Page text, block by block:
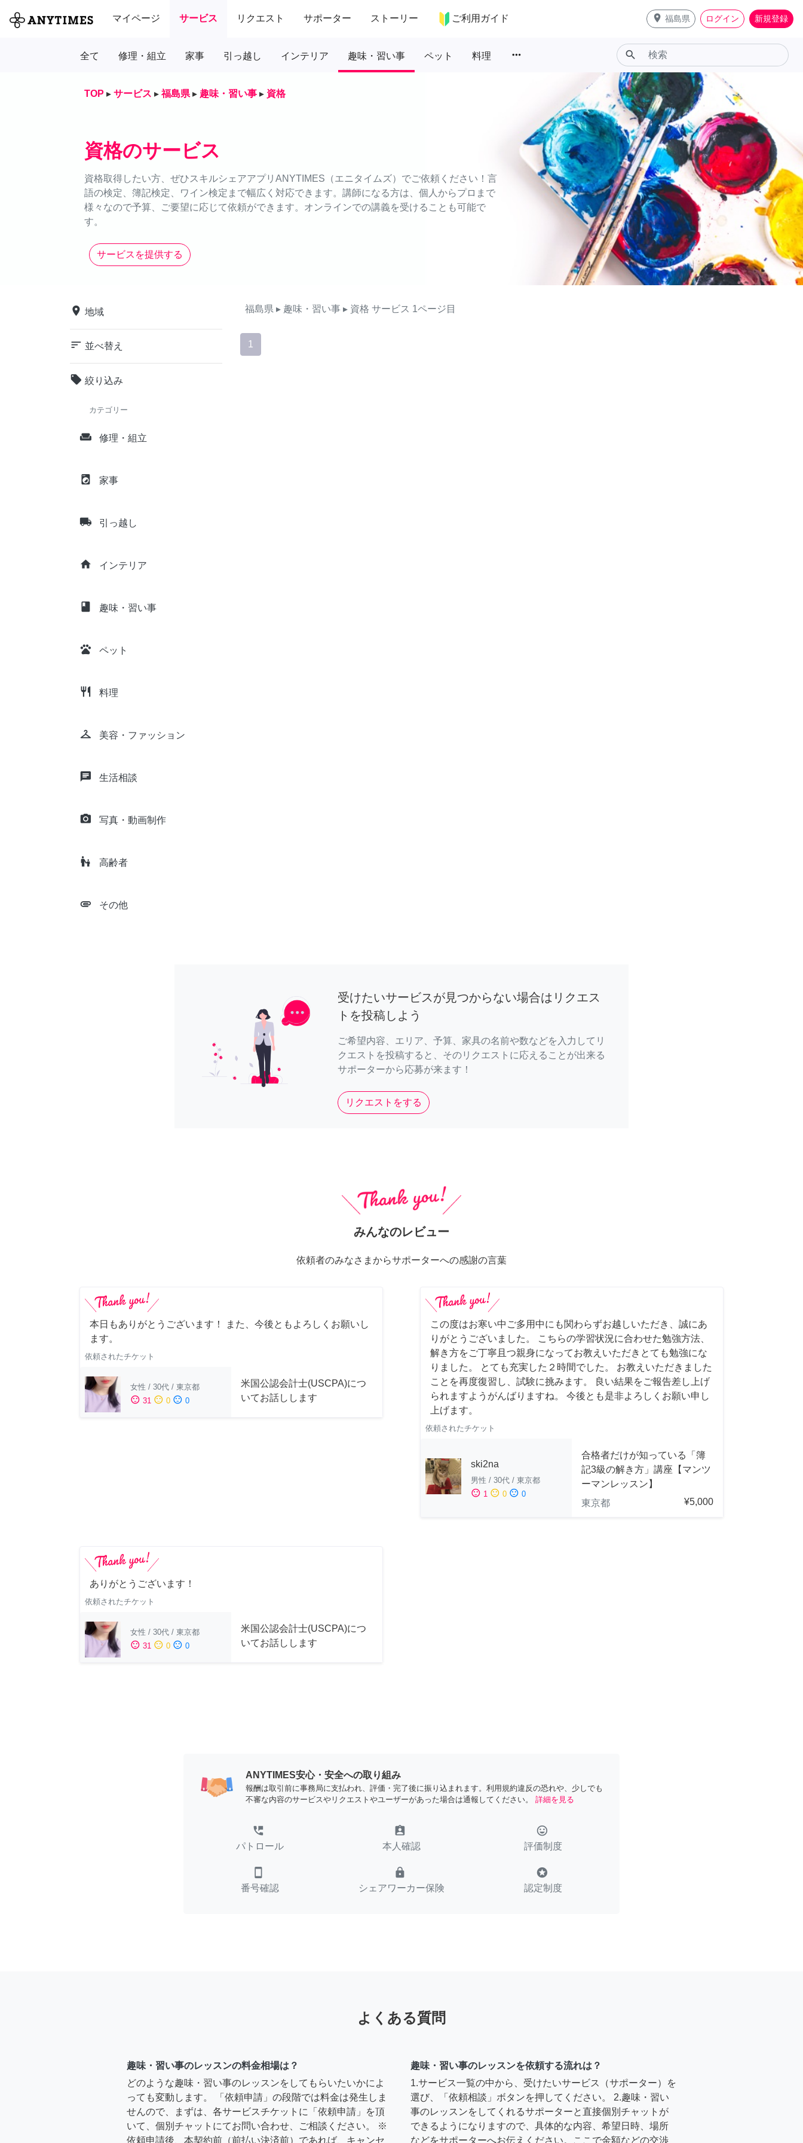
マイページ サービス リクエスト サポーター ストーリー ご利用ガイド place 福島県 ログイン 新規登録
全て 修理・組立 家事 引っ越し インテリア 趣味・習い事 ペット 料理 more_horiz search
TOP ▸ サービス ▸ 福島県 ▸ 趣味・習い事 ▸ 資格
資格のサービス
資格取得したい方、ぜひスキルシェアアプリANYTIMES（エニタイムズ）でご依頼ください！言
語の検定、簿記検定、ワイン検定まで幅広く対応できます。講師になる方は、個人からプロまで
様々なので予算、ご要望に応じて依頼ができます。オンラインでの講義を受けることも可能で
す。
サービスを提供する
place 地域
sort 並べ替え
local_offer 絞り込み
カテゴリー
weekend 修理・組立
local_laundry_service 家事
local_shipping 引っ越し
home インテリア
class 趣味・習い事
pets ペット
restaurant 料理
checkroom 美容・ファッション
chat 生活相談
camera_alt 写真・動画制作
escalator_warning 高齢者
attachment その他
福島県 ▸ 趣味・習い事 ▸ 資格 サービス 1ページ目
1
受けたいサービスが見つからない場合はリクエス
トを投稿しよう
ご希望内容、エリア、予算、家具の名前や数などを入力してリ
クエストを投稿すると、そのリクエストに応えることが出来る
サポーターから応募が来ます！
リクエストをする
みんなのレビュー
依頼者のみなさまからサポーターへの感謝の言葉
本日もありがとうございます！ また、今後ともよろしくお願いし
ます。
依頼されたチケット
女性 / 30代 / 東京都
sentiment_satisfied 31 sentiment_neutral 0 sentiment_dissatisfied 0
米国公認会計士(USCPA)につ
いてお話しします
この度はお寒い中ご多用中にも関わらずお越しいただき、誠にあ
りがとうございました。 こちらの学習状況に合わせた勉強方法、
解き方をご丁寧且つ親身になってお教えいただきとても勉強にな
りました。 とても充実した２時間でした。 お教えいただきました
ことを再度復習し、試験に挑みます。 良い結果をご報告差し上げ
られますようがんばりますね。 今後とも是非よろしくお願い申し
上げます。
依頼されたチケット
ski2na
男性 / 30代 / 東京都
sentiment_satisfied 1 sentiment_neutral 0 sentiment_dissatisfied 0
合格者だけが知っている「簿
記3級の解き方」講座【マンツ
ーマンレッスン】
東京都
¥5,000
ありがとうございます！
依頼されたチケット
女性 / 30代 / 東京都
sentiment_satisfied 31 sentiment_neutral 0 sentiment_dissatisfied 0
米国公認会計士(USCPA)につ
いてお話しします
ANYTIMES安心・安全への取り組み
報酬は取引前に事務局に支払われ、評価・完了後に振り込まれます。利用規約違反の恐れや、少しでも
不審な内容のサービスやリクエストやユーザーがあった場合は通報してください。
詳細を見る
perm_phone_msg
パトロール
assignment_ind
本人確認
tag_faces
評価制度
smartphone
番号確認
lock
シェアワーカー保険
stars
認定制度
よくある質問
趣味・習い事のレッスンの料金相場は？
どのような趣味・習い事のレッスンをしてもらいたいかによ
っても変動します。 「依頼申請」の段階では料金は発生しま
せんので、まずは、各サービスチケットに「依頼申請」を頂
いて、個別チャットにてお問い合わせ、ご相談ください。 ※
依頼申請後、本契約前（前払い決済前）であれば、キャンセ
趣味・習い事のレッスンを依頼する流れは？
1.サービス一覧の中から、受けたいサービス（サポーター）を
選び、「依頼相談」ボタンを押してください。 2.趣味・習い
事のレッスンをしてくれるサポーターと直接個別チャットが
できるようになりますので、具体的な内容、希望日時、場所
などをサポーターへお伝えください。ここで金額などの交渉